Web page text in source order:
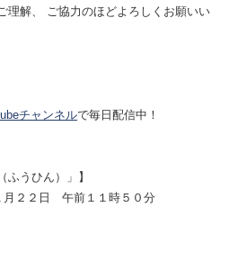
理解、 ご協力のほどよろしくお願いい
チャンネルで毎日配信中！
ふうひん）」】
２２日 午前１１時５０分